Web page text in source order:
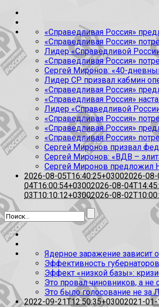
«Справедливая Россия»
«Справедливая Россия»
Лидер «Справедливой
«Справедливая Россия»
Сергей Миронов: «40-
Лидер СР призвал кабмин
«Справедливая Россия»
«Справедливая Россия»
Лидер «Справедливой
«Справедливая Россия»
«Справедливая Россия»
«Справедливая Россия»
Сергей Миронов призвал
Сергей Миронов: «ВДВ –
Сергей Миронов предложил
2026-08-05T16:40:25+03002026-08-
04T16:00:54+03002026-08-
03T10:10:12+03002026-08-
Ядерное заражение зависит
Эффективность
Эффект «низкой базы»:
Это провал чиновников, а не
Это было голосование не за
2022-09-21T12:50:35+03002021-01-